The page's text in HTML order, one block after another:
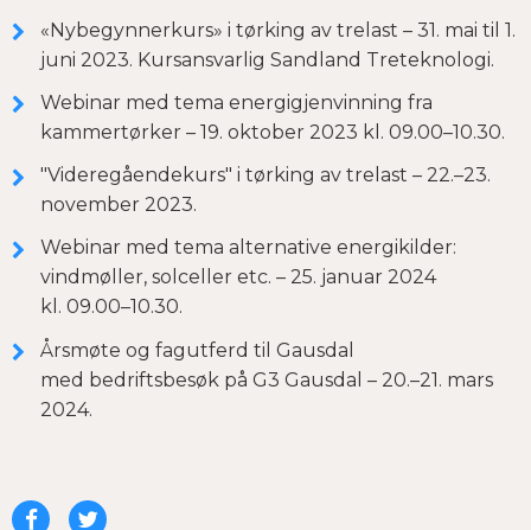
«Nybegynnerkurs» i tørking av trelast – 31. mai til 1.
juni 2023. Kursansvarlig Sandland Treteknologi.
Webinar med tema energigjenvinning fra
kammertørker – 19. oktober 2023 kl. 09.00–10.30.
"Videregåendekurs" i tørking av trelast – 22.–23.
november 2023.
Webinar med tema alternative energikilder:
vindmøller, solceller etc. – 25. januar 2024
kl. 09.00–10.30.
Årsmøte og fagutferd til Gausdal
med bedriftsbesøk på G3 Gausdal – 20.–21. mars
2024.
Del Del